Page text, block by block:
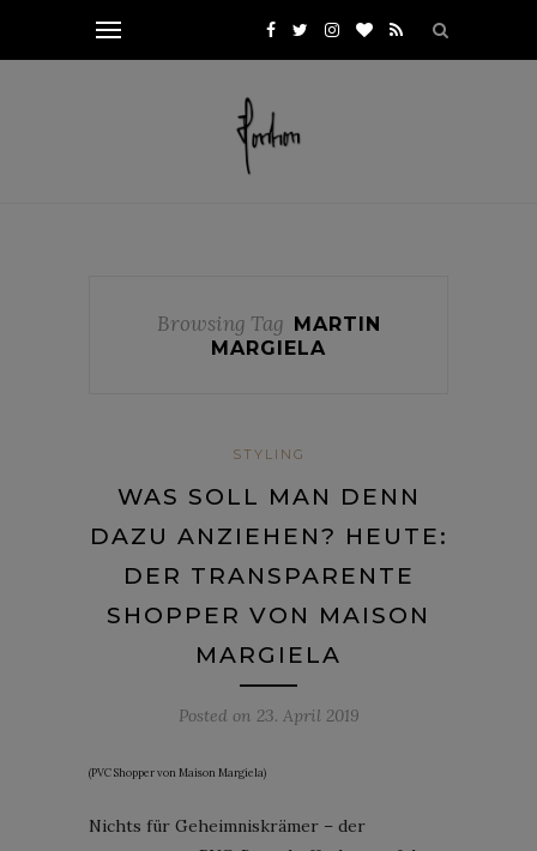
Browsing Tag MARTIN
MARGIELA
STYLING
WAS SOLL MAN DENN
DAZU ANZIEHEN? HEUTE:
DER TRANSPARENTE
SHOPPER VON MAISON
MARGIELA
Posted on 23. April 2019
(PVC Shopper von Maison Margiela)
Nichts für Geheimniskrämer – der